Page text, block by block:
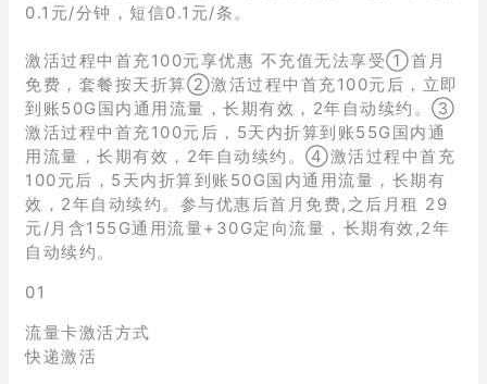
0.1元/分钟，短信0.1元/条。
激活过程中首充100元享优惠 不充值无法享受①首月
免费，套餐按天折算②激活过程中首充100元后，立即
到账50G国内通用流量，长期有效，2年自动续约。③
激活过程中首充100元后，5天内折算到账55G国内通
用流量，长期有效，2年自动续约。④激活过程中首充
100元后，5天内折算到账50G国内通用流量，长期有
效，2年自动续约。参与优惠后首月免费,之后月租 29
元/月含155G通用流量+30G定向流量，长期有效,2年
自动续约。
01
流量卡激活方式
快递激活